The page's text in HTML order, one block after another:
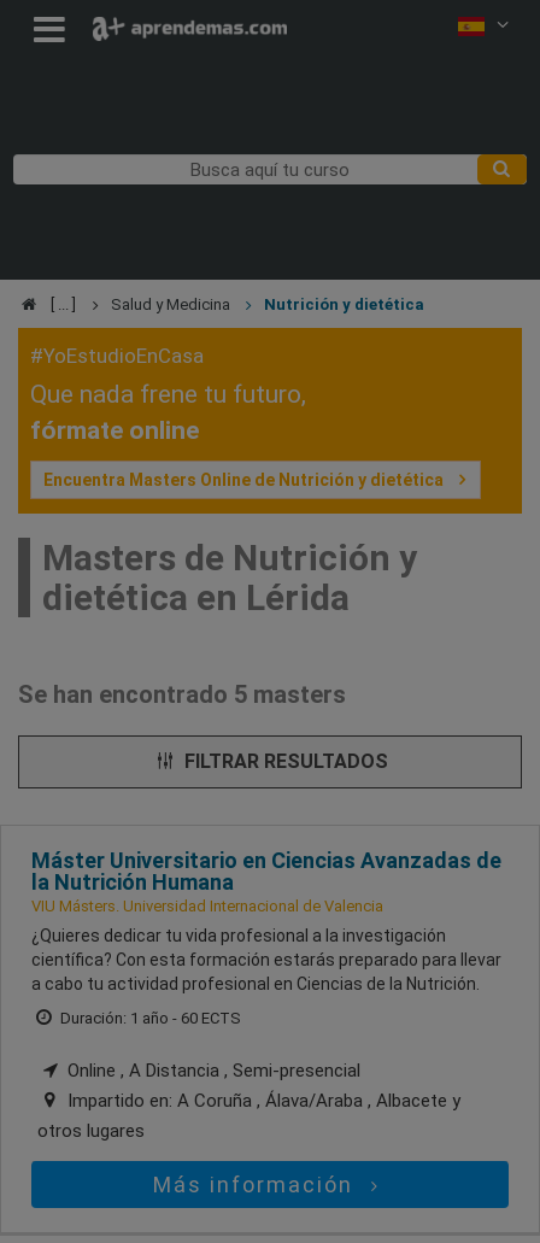
Salud y Medicina Nutrición y dietética
#YoEstudioEnCasa
Que nada frene tu futuro,
fórmate online
Encuentra Masters Online de Nutrición y dietética
Masters de Nutrición y
dietética en Lérida
Se han encontrado 5 masters
FILTRAR RESULTADOS
Máster Universitario en Ciencias Avanzadas de
la Nutrición Humana
VIU Másters. Universidad Internacional de Valencia
¿Quieres dedicar tu vida profesional a la investigación
científica? Con esta formación estarás preparado para llevar
a cabo tu actividad profesional en Ciencias de la Nutrición.
Duración: 1 año - 60 ECTS
Online , A Distancia , Semi-presencial
Impartido en: A Coruña , Álava/Araba , Albacete y
otros lugares
Más información